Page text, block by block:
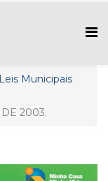
Leis Municipais
2003.